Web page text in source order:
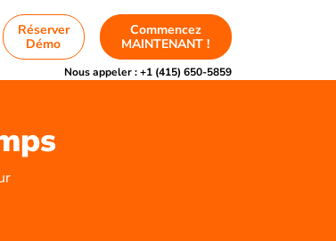
Réserver
Démo
Commencez
MAINTENANT !
Nous appeler :+1 (415) 650-5859